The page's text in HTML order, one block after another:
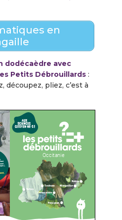
en
dodécaèdre avec
Petits Débrouillards:
découpez, pliez, c’est à